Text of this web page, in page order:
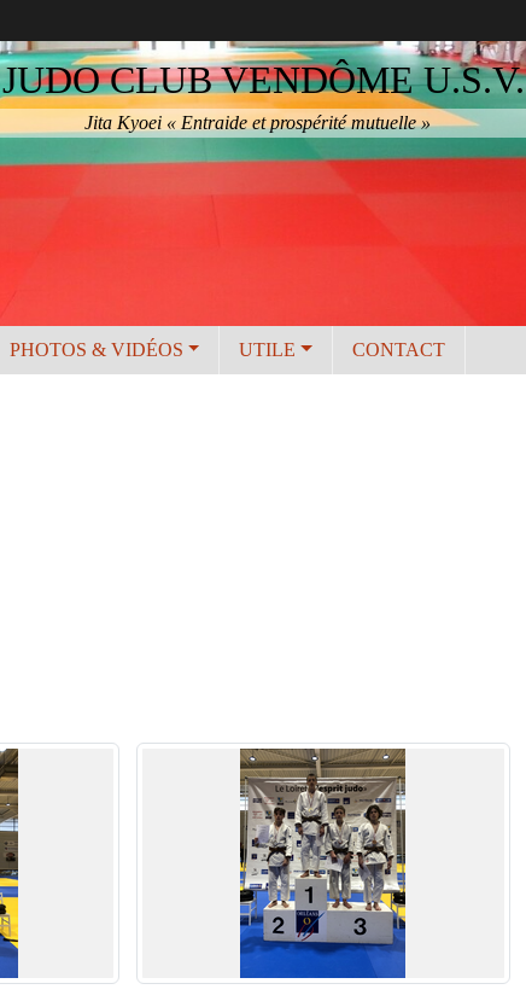
JUDO CLUB VENDÔME U.S.V.
Jita Kyoei « Entraide et prospérité mutuelle »
PHOTOS & VIDÉOS UTILE CONTACT